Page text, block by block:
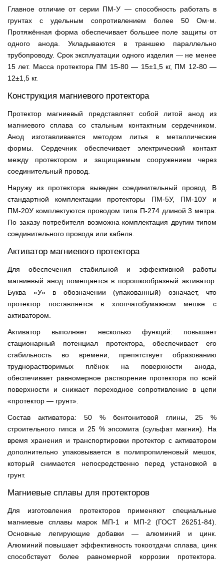
Главное отличие от серии ПМ-У — способность работать в
грунтах с удельным сопротивлением более 50 Ом·м.
Протяжённая форма обеспечивает большее поле защиты от
одного анода. Укладываются в траншею параллельно
трубопроводу. Срок эксплуатации одного изделия — не менее
15 лет. Масса протектора ПМ 15-80 — 15±1,5 кг, ПМ 12-80 —
12±1,5 кг.
Конструкция магниевого протектора
Протектор магниевый представляет собой литой анод из
магниевого сплава со стальным контактным сердечником.
Анод изготавливается методом литья в металлические
формы. Сердечник обеспечивает электрический контакт
между протектором и защищаемым сооружением через
соединительный провод.
Наружу из протектора выведен соединительный провод. В
стандартной комплектации протекторы ПМ-5У, ПМ-10У и
ПМ-20У комплектуются проводом типа П-274 длиной 3 метра.
По заказу потребителя возможна комплектация другим типом
соединительного провода или кабеля.
Активатор магниевого протектора
Для обеспечения стабильной и эффективной работы
магниевый анод помещается в порошкообразный активатор.
Буква «У» в обозначении (упакованный) означает, что
протектор поставляется в хлопчатобумажном мешке с
активатором.
Активатор выполняет несколько функций: повышает
стационарный потенциал протектора, обеспечивает его
стабильность во времени, препятствует образованию
труднорастворимых плёнок на поверхности анода,
обеспечивает равномерное растворение протектора по всей
поверхности и снижает переходное сопротивление в цепи
«протектор — грунт».
Состав активатора: 50 % бентонитовой глины, 25 %
строительного гипса и 25 % эпсомита (сульфат магния). На
время хранения и транспортировки протектор с активатором
дополнительно упаковывается в полипропиленовый мешок,
который снимается непосредственно перед установкой в
грунт.
Магниевые сплавы для протекторов
Для изготовления протекторов применяют специальные
магниевые сплавы марок МП-1 и МП-2 (ГОСТ 26251-84).
Основные легирующие добавки — алюминий и цинк.
Алюминий повышает эффективность токоотдачи сплава, цинк
способствует более равномерной коррозии протектора.